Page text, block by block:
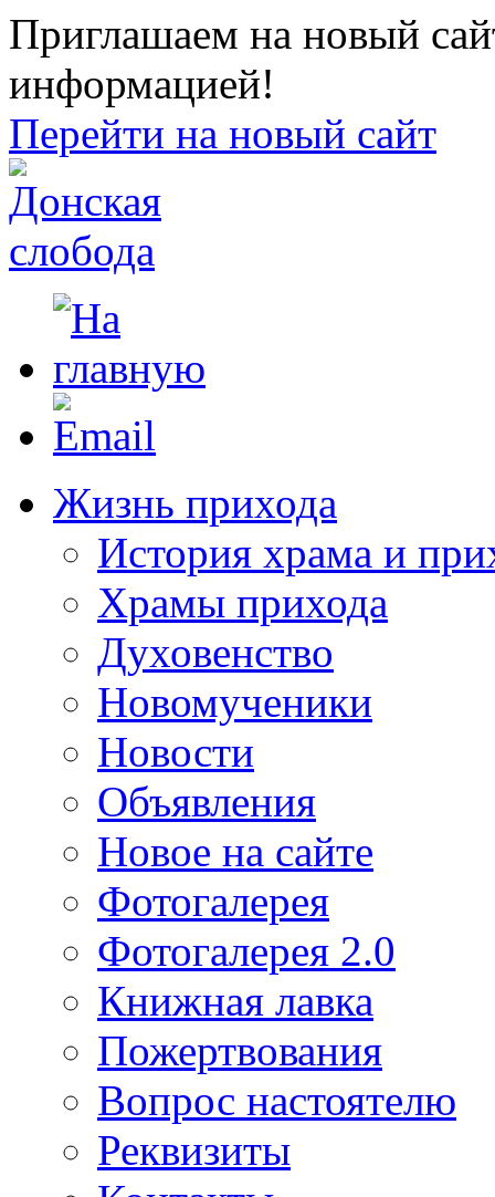
Приглашаем на новый
информацией!
Перейти на новый сайт
Жизнь прихода
История храма и
Храмы прихода
Духовенство
Новомученики
Новости
Объявления
Новое на сайте
Фотогалерея
Фотогалерея 2.0
Книжная лавка
Пожертвования
Вопрос настоятелю
Реквизиты